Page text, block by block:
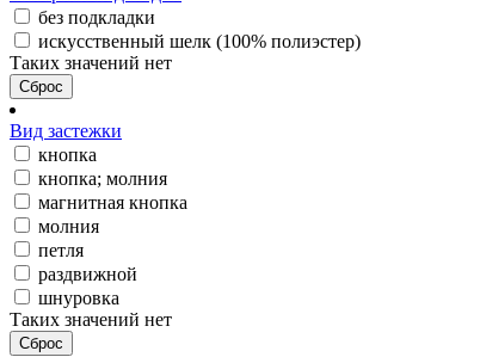
без подкладки
искусственный шелк (100% полиэстер)
Таких значений нет
Сброс
Вид застежки
кнопка
кнопка; молния
магнитная кнопка
молния
петля
раздвижной
шнуровка
Таких значений нет
Сброс